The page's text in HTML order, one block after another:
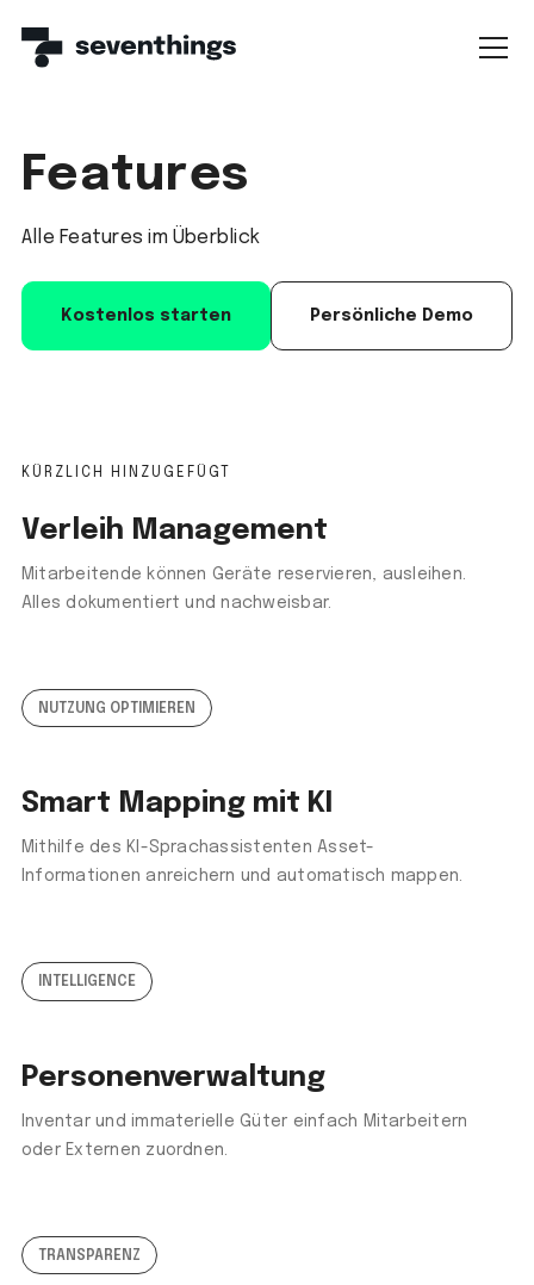
Features
Alle Features im Überblick
Kostenlos starten Persönliche Demo
KÜRZLICH HINZUGEFÜGT
Verleih Management
Mitarbeitende können Geräte reservieren, ausleihen.
Alles dokumentiert und nachweisbar.
NUTZUNG OPTIMIEREN
Smart Mapping mit KI
Mithilfe des KI-Sprachassistenten Asset-
Informationen anreichern und automatisch mappen.
INTELLIGENCE
Personenverwaltung
Inventar und immaterielle Güter einfach Mitarbeitern
oder Externen zuordnen.
TRANSPARENZ